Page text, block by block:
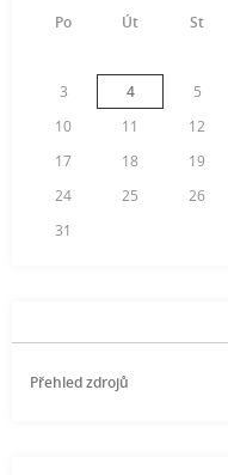
Po
Út St
3
4 5
10
11 12
17
18 19
24
25 26
31
Přehled zdrojů